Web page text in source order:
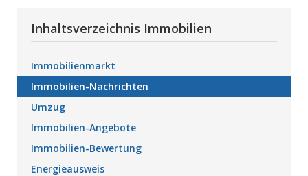
Inhaltsverzeichnis Immobilien
Immobilienmarkt
Immobilien-Nachrichten
Umzug
Immobilien-Angebote
Immobilien-Bewertung
Energieausweis